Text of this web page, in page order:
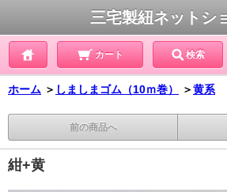
三宅製紐ネットシ
カート 検索
ホーム ＞ しましまゴム（10ｍ巻） ＞黄系
前の商品へ
紺+黄